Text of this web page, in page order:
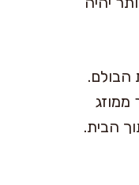
הבולם.
ממוזג
הבית.